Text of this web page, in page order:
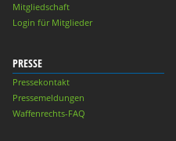
Mitgliedschaft
Login für Mitglieder
PRESSE
Pressekontakt
Pressemeldungen
Waffenrechts-FAQ